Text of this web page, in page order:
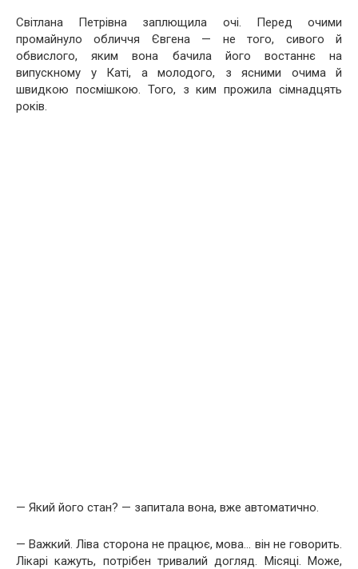
Світлана Петрівна заплющила очі. Перед очими
промайнуло обличчя Євгена — не того, сивого й
обвислого, яким вона бачила його востаннє на
випускному у Каті, а молодого, з ясними очима й
швидкою посмішкою. Того, з ким прожила сімнадцять
років.
— Який його стан? — запитала вона, вже автоматично.
— Важкий. Ліва сторона не працює, мова… він не говорить.
Лікарі кажуть, потрібен тривалий догляд. Місяці. Може,